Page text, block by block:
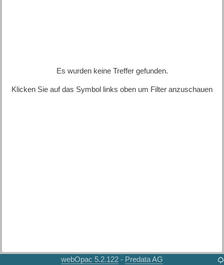
Es wurden keine Treffer gefunden.
Klicken Sie auf das Symbol links oben um Filter anzuschauen
webOpac 5.2.122 - Predata AG